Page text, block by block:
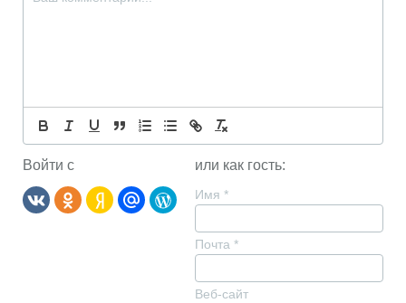
Войти с или как гость:
Имя *
Почта *
Веб-сайт